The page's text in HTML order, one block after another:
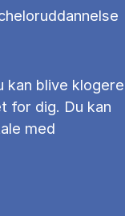
kan blive klogere
for dig. Du kan
med